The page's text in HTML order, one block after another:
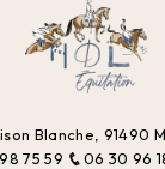
Blanche, 91490
75 59
06 30 96